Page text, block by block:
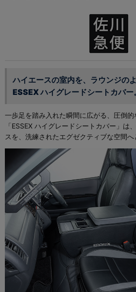
ハイエースの室内を、ラウンジの
ESSEX ハイグレードシートカバー。
一歩足を踏み入れた瞬間に広がる、圧倒的
「ESSEX ハイグレードシートカバー」は
スを、洗練されたエグゼクティブな空間へ